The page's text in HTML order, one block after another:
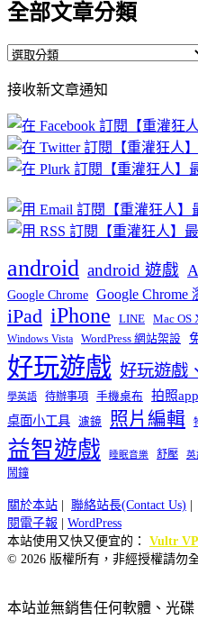
全部文章分類
全
文
章
分
類
接收新文章通知
android android 遊戲
Google Chrome Google Chrome
iPad iPhone LINE Mac OS
Windows Vista WordPress 網站架設
好玩遊戲 好玩遊戲
學英語 待辦事項 手機桌布 拍照app
桌面小工具 濾鏡 照片編輯
益智遊戲 睡眠音樂 舒壓 英
鬧鐘
關於本站 聯絡站長(Contact Us)
閱電子報
WordPress
本站使用又快又便宜的： Vultr
© 2026 版權所有，非經授權請勿
本站並無銷售任何軟體、光